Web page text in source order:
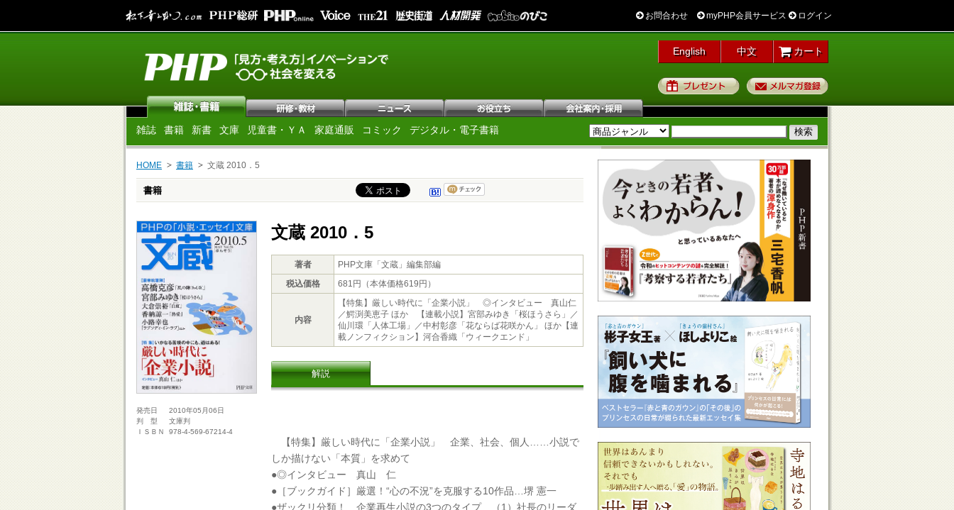
お問合わせ myPHP会員サービス ログイン
English 中文 カート
プレゼント
雑誌 書籍 新書 文庫 児童書・ＹＡ 家庭通販 コミック デジタル・電子書籍
HOME 書籍 文蔵 2010．5
書籍
発売日
2010年05月06日
判 型
文庫判
ＩＳＢＮ
978-4-569-67214-4
文蔵 2010．5
著者
PHP文庫「文蔵」編集部編
税込価格
681円（本体価格619円）
内容
【特集】厳しい時代に「企業小説」 ◎インタビュー 真山仁
／鰐渕美恵子 ほか 【連載小説】宮部みゆき「桜ほうさら」／
仙川環「人体工場」／中村彰彦「花ならば花咲かん」 ほか【連
載ノンフィクション】河合香織「ウィークエンド」
解説
【特集】厳しい時代に「企業小説」 企業、社会、個人……小説で
しか描けない「本質」を求めて
●◎インタビュー 真山 仁
●［ブックガイド］厳選！“心の不況”を克服する10作品…堺 憲一
●ザックリ分類！ 企業再生小説の3つのタイプ （1）社長のリーダ